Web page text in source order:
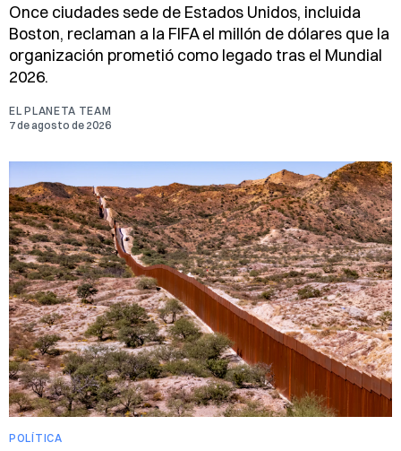
Once ciudades sede de Estados Unidos, incluida
Boston, reclaman a la FIFA el millón de dólares que la
organización prometió como legado tras el Mundial
2026.
EL PLANETA TEAM
7 de agosto de 2026
POLÍTICA